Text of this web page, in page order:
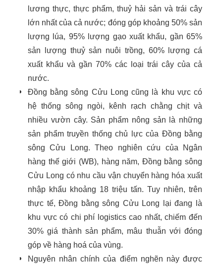
lương thực, thực phẩm, thuỷ hải sản và trái cây
lớn nhất của cả nước; đóng góp khoảng 50% sản
lượng lúa, 95% lượng gạo xuất khẩu, gần 65%
sản lượng thuỷ sản nuôi trồng, 60% lượng cá
xuất khẩu và gần 70% các loại trái cây của cả
nước.
Đồng bằng sông Cửu Long cũng là khu vực có
hệ thống sông ngòi, kênh rạch chằng chịt và
nhiều vườn cây. Sản phẩm nông sản là những
sản phẩm truyền thống chủ lực của Đồng bằng
sông Cửu Long. Theo nghiên cứu của Ngân
hàng thế giới (WB), hàng năm, Đồng bằng sông
Cửu Long có nhu cầu vận chuyển hàng hóa xuất
nhập khẩu khoảng 18 triệu tấn. Tuy nhiên, trên
thực tế, Đồng bằng sông Cửu Long lại đang là
khu vực có chi phí logistics cao nhất, chiếm đến
30% giá thành sản phẩm, mâu thuẫn với đóng
góp về hàng hoá của vùng.
Nguyên nhân chính của điểm nghẽn này được